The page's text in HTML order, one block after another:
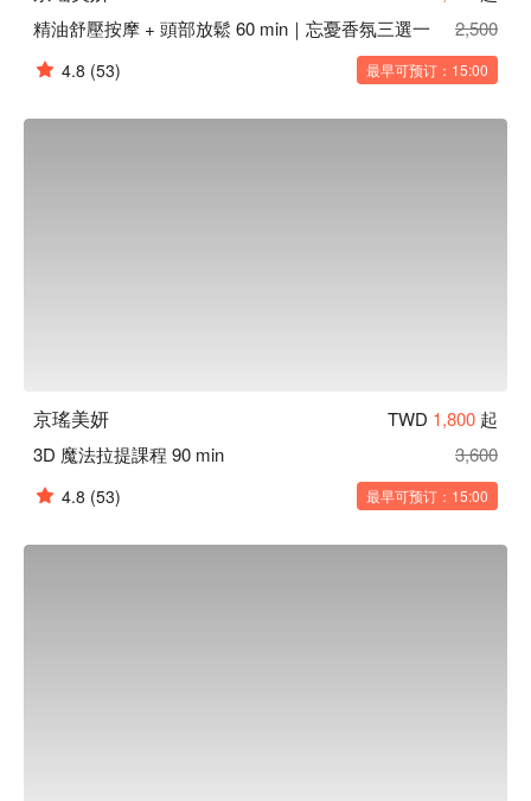
精油舒壓按摩 + 頭部放鬆 60 min｜忘憂香氛三選一
2,500
4.8 (53) 最早可预订：15:00
京瑤美妍 TWD 1,800 起
3D 魔法拉提課程 90 min
3,600
4.8 (53) 最早可预订：15:00